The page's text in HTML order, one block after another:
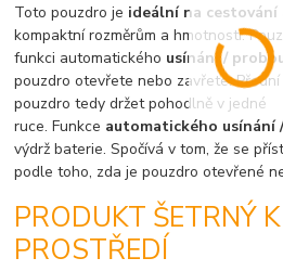
Toto pouzdro je ideální na cestování
kompaktní rozměrům a hmotnosti.
funkci automatického usínání /
pouzdro otevřete nebo zavřete.
pouzdro tedy držet pohodlně v jedné
ruce. Funkce automatického
výdrž baterie. Spočívá v tom, že se
podle toho, zda je pouzdro otevřené
PRODUKT ŠETRNÝ
PROSTŘEDÍ